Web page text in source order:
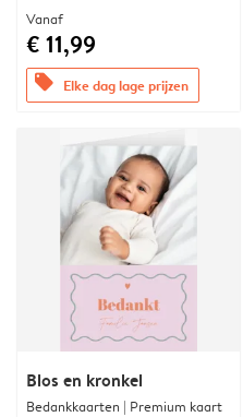
Vanaf
€ 11,99
offers Elke dag lage prijzen
Blos en kronkel
Bedankkaarten | Premium kaart